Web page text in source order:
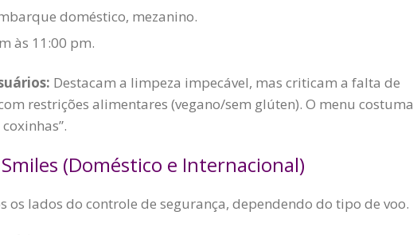
doméstico, mezanino.
às 11:00 pm.
Destacam a limpeza impecável, mas criticam a falta de
restrições alimentares (vegano/sem glúten). O menu costuma
(Doméstico e Internacional)
os lados do controle de segurança, dependendo do tipo de voo.